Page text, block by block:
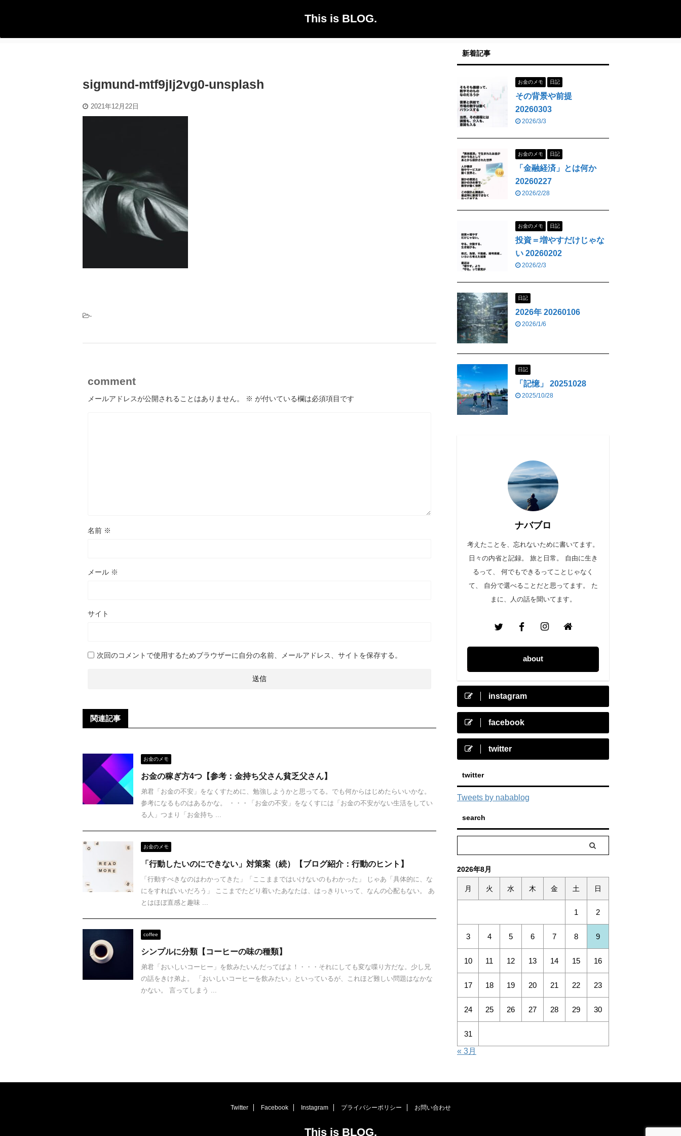
This is BLOG.
sigmund-mtf9jIj2vg0-unsplash
2021年12月22日
-
comment
メールアドレスが公開されることはありません。 ※ が付いている欄は必須項目です
名前 ※
メール ※
サイト
次回のコメントで使用するためブラウザーに自分の名前、メールアドレス、サイトを保存する。
関連記事
お金のメモ
お金の稼ぎ方4つ【参考：金持ち父さん貧乏父さん】
弟君「お金の不安」をなくすために、勉強しようかと思ってる。でも何からはじめたらいいかな。
参考になるものはあるかな。 ・・・「お金の不安」をなくすには「お金の不安がない生活をしてい
る人」つまり「お金持ち ...
お金のメモ
「行動したいのにできない」対策案（続）【ブログ紹介：行動のヒント】
「行動すべきなのはわかってきた」「ここままではいけないのもわかった」 じゃあ「具体的に、な
にをすればいいだろう」 ここまでたどり着いたあなたは、はっきりいって、なんの心配もない。 あ
とはほぼ直感と趣味 ...
coffee
シンプルに分類【コーヒーの味の種類】
弟君「おいしいコーヒー」を飲みたいんだってばよ！・・・それにしても変な喋り方だな。少し兄
の話をきけ弟よ。 「おいしいコーヒーを飲みたい」といっているが、これほど難しい問題はなかな
かない。 言ってしまう ...
新着記事
お金のメモ 日記
その背景や前提
20260303
2026/3/3
お金のメモ 日記
「金融経済」とは何か
20260227
2026/2/28
お金のメモ 日記
投資＝増やすだけじゃな
い 20260202
2026/2/3
日記
2026年 20260106
2026/1/6
日記
「記憶」 20251028
2025/10/28
ナバブロ
考えたことを、忘れないために書いてます。
日々の内省と記録。 旅と日常。 自由に生き
るって、 何でもできるってことじゃなく
て、 自分で選べることだと思ってます。 た
まに、人の話を聞いてます。
about
instagram
facebook
twitter
twitter
Tweets by nabablog
search
2026年8月
月 火 水 木 金 土 日
1 2
3 4 5 6 7 8 9
10 11 12 13 14 15 16
17 18 19 20 21 22 23
24 25 26 27 28 29 30
31
« 3月
Twitter Facebook Instagram プライバシーポリシー お問い合わせ
This is BLOG.